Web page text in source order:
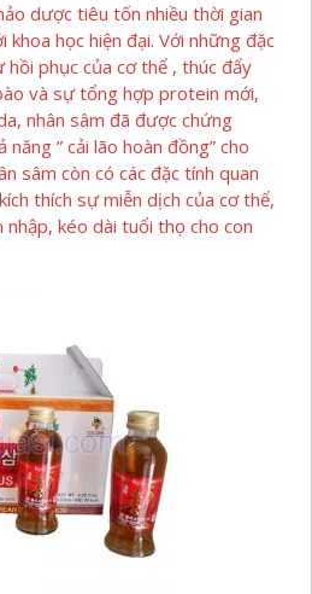
dược tiêu tốn nhiều thời gian
khoa học hiện đại. Với những đặc
phục của cơ thể , thúc đẩy
và sự tổng hợp protein mới,
nhân sâm đã được chứng
năng ” cải lão hoàn đồng” cho
sâm còn có các đặc tính quan
thích sự miễn dịch của cơ thể,
kéo dài tuổi thọ cho con